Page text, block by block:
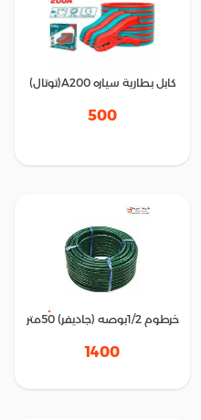
كابل بطارية سياره A200(توتال)
500
خرطوم 1/2بوصه (جاديفر) 50متر
1400